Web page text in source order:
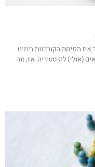
תפיסת הקורבנות בימינו.
(אולי) להיסטוריה. אז, מה